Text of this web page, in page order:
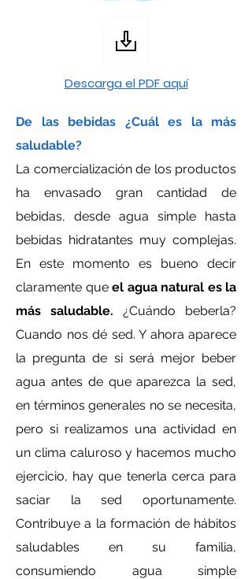
Descarga el PDF aquí
De las bebidas ¿Cuál es la más
saludable?
La comercialización de los productos
ha envasado gran cantidad de
bebidas, desde agua simple hasta
bebidas hidratantes muy complejas.
En este momento es bueno decir
claramente que el agua natural es la
más saludable. ¿Cuándo beberla?
Cuando nos dé sed. Y ahora aparece
la pregunta de si será mejor beber
agua antes de que aparezca la sed,
en términos generales no se necesita,
pero si realizamos una actividad en
un clima caluroso y hacemos mucho
ejercicio, hay que tenerla cerca para
saciar la sed oportunamente.
Contribuye a la formación de hábitos
saludables en su familia,
consumiendo agua simple